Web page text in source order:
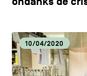
10/04/2020